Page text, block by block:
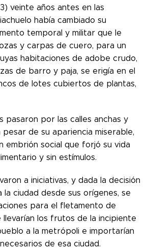
veinte años antes en las
había cambiado su
temporal y militar que le
y carpas de cuero, para un
habitaciones de adobe crudo,
de barro y paja, se erigía en el
de lotes cubiertos de plantas,
pasaron por las calles anchas y
de su apariencia miserable,
embrión social que forjó su vida
y sin estímulos.
a iniciativas, y dada la decisión
la ciudad desde sus orígenes, se
para el fletamento de
llevarían los frutos de la incipiente
a la metrópoli e importarían
de esa ciudad.